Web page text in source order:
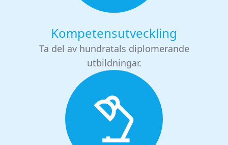
Kompetensutveckling
Ta del av hundratals diplomerande
utbildningar.